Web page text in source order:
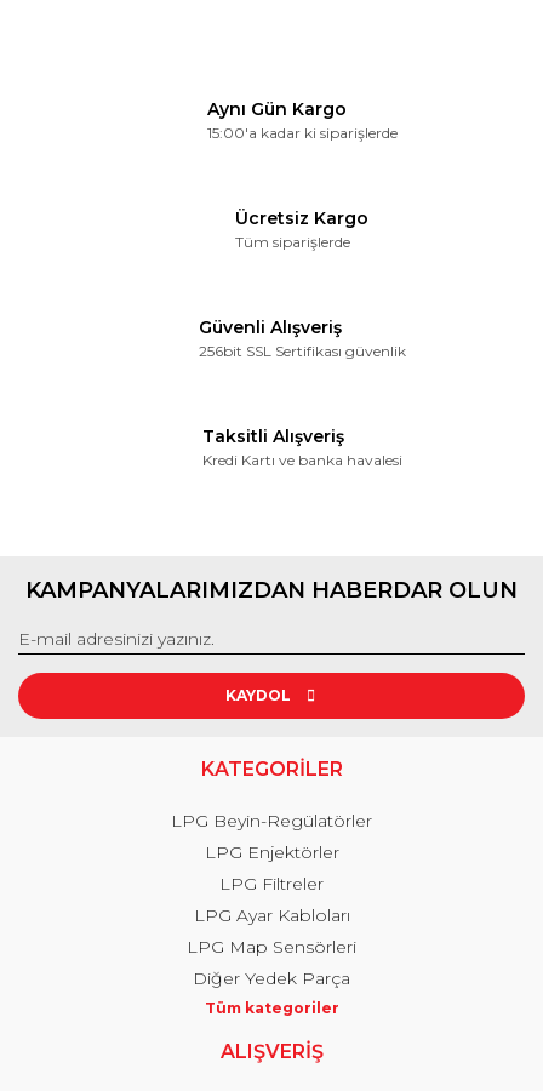
Aynı Gün Kargo
15:00'a kadar ki siparişlerde
Ücretsiz Kargo
Tüm siparişlerde
Güvenli Alışveriş
256bit SSL Sertifikası güvenlik
Taksitli Alışveriş
Kredi Kartı ve banka havalesi
KAMPANYALARIMIZDAN HABERDAR OLUN
KAYDOL
KATEGORİLER
LPG Beyin-Regülatörler
LPG Enjektörler
LPG Filtreler
LPG Ayar Kabloları
LPG Map Sensörleri
Diğer Yedek Parça
Tüm kategoriler
ALIŞVERİŞ